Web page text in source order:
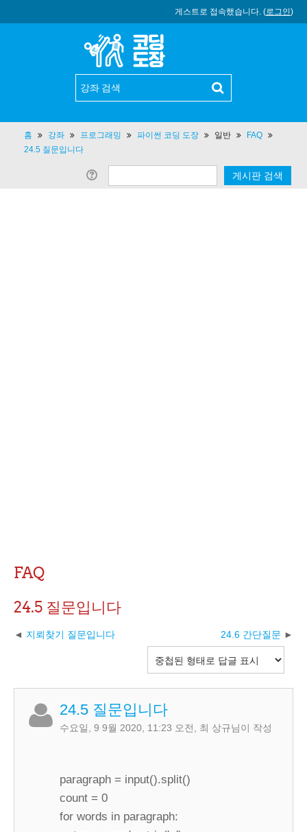
게스트로 접속했습니다. (로그인)
홈 강좌 프로그래밍 파이썬 코딩 도장 일반
FAQ
24.5 질문입니다
FAQ
24.5 질문입니다
지뢰찾기 질문입니다 24.6 간단질문
24.5 질문입니다
수요일, 9 9월 2020, 11:23 오전 최 상규님이 작성
paragraph = input().split()
count = 0
for words in paragraph: